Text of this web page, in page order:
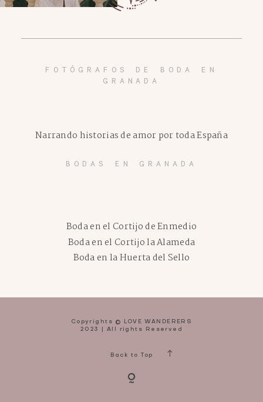
FOTÓGRAFOS DE BODA EN
GRANADA
BODAS EN GRANADA
Boda en el Cortijo de Enmedio
Narrando historias de amor por toda España
Boda en el Cortijo la Alameda
Boda en la Huerta del Sello
Copyrights © LOVE WANDERERS
2023 | All rights Reserved
Back to Top